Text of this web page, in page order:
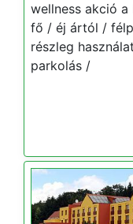
wellness akció
fő / éj ártól /
részleg
parkolás /